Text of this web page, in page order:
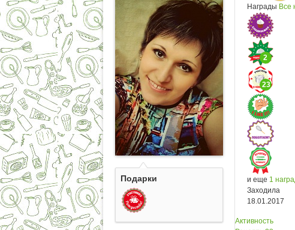
Подарки
Награды Все
2
23
и еще 1
Заходила
18.01.2017
Активность